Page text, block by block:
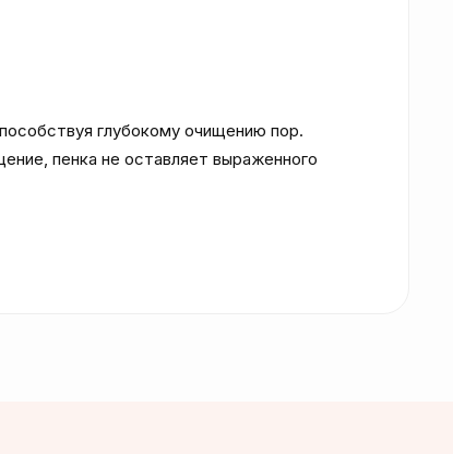
глубокому очищению пор.
пенка не оставляет выраженного